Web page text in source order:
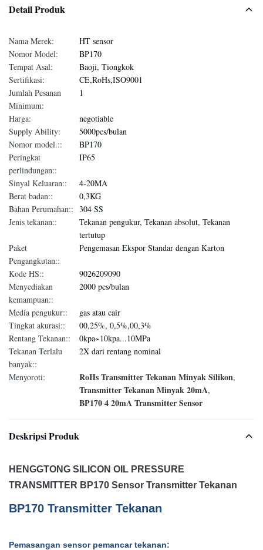
Detail Produk
Nama Merek:
HT sensor
Nomor Model:
BP170
Tempat Asal:
Baoji, Tiongkok
Sertifikasi:
CE,RoHs,ISO9001
Jumlah Pesanan
Minimum:
1
Harga:
negotiable
Supply Ability:
5000pcs/bulan
Nomor model.::
BP170
Peringkat
perlindungan::
IP65
Sinyal Keluaran::
4-20MA
Berat badan::
0,3KG
Bahan Perumahan:: 304 SS
Jenis tekanan::
Tekanan pengukur, Tekanan absolut, Tekanan
tertutup
Paket
Pengangkutan::
Pengemasan Ekspor Standar dengan Karton
Kode HS::
9026209090
Menyediakan
kemampuan::
2000 pcs/bulan
Media pengukur::
gas atau cair
Tingkat akurasi::
00,25%, 0,5%,00,3%
Rentang Tekanan::
0kpa~10kpa...10MPa
Tekanan Terlalu
banyak::
2X dari rentang nominal
Menyoroti: RoHs Transmitter Tekanan Minyak Silikon,
Transmitter Tekanan Minyak 20mA,
BP170 4 20mA Transmitter Sensor
Deskripsi Produk
HENGGTONG SILICON OIL PRESSURE
TRANSMITTER BP170 Sensor Transmitter Tekanan
BP170 Transmitter Tekanan
Pemasangan sensor pemancar tekanan: